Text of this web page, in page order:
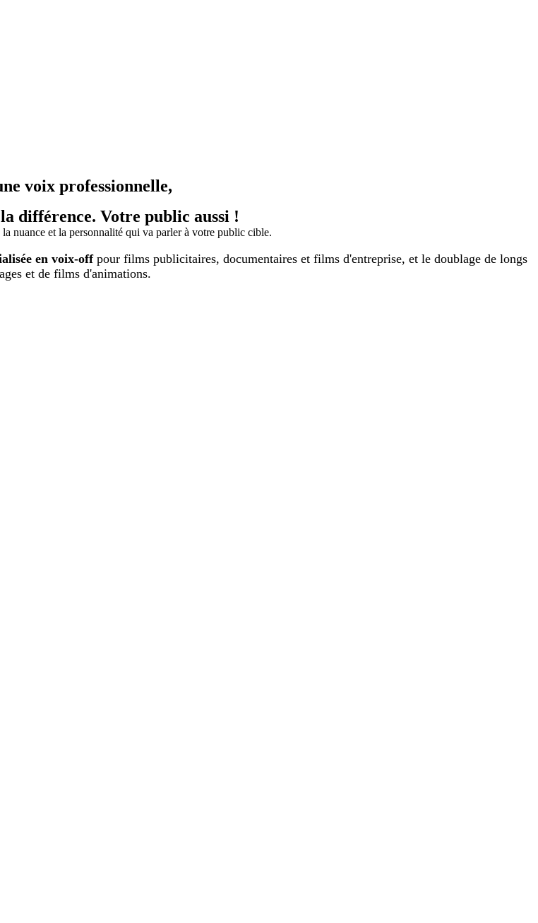
voix professionnelle,
différence. Votre public aussi !
nuance et la personnalité qui va parler à votre public cible.
en voix-offpour films publicitaires, documentaires et films d'entreprise, et le doublage de longs
et de films d'animations.